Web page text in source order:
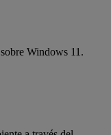
Windows 11.